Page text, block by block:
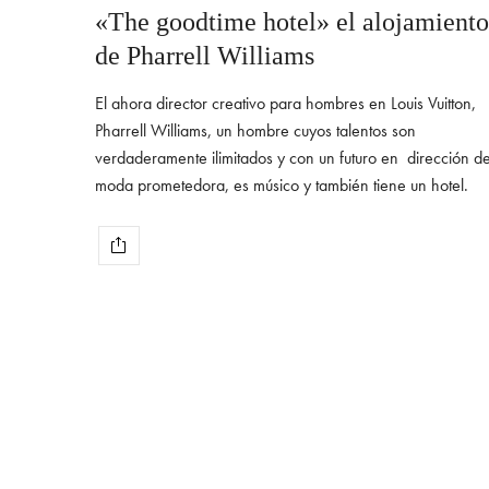
«The goodtime hotel» el alojamiento
de Pharrell Williams
El ahora director creativo para hombres en Louis Vuitton,
Pharrell Williams, un hombre cuyos talentos son
verdaderamente ilimitados y con un futuro en dirección
moda prometedora, es músico y también tiene un hotel.